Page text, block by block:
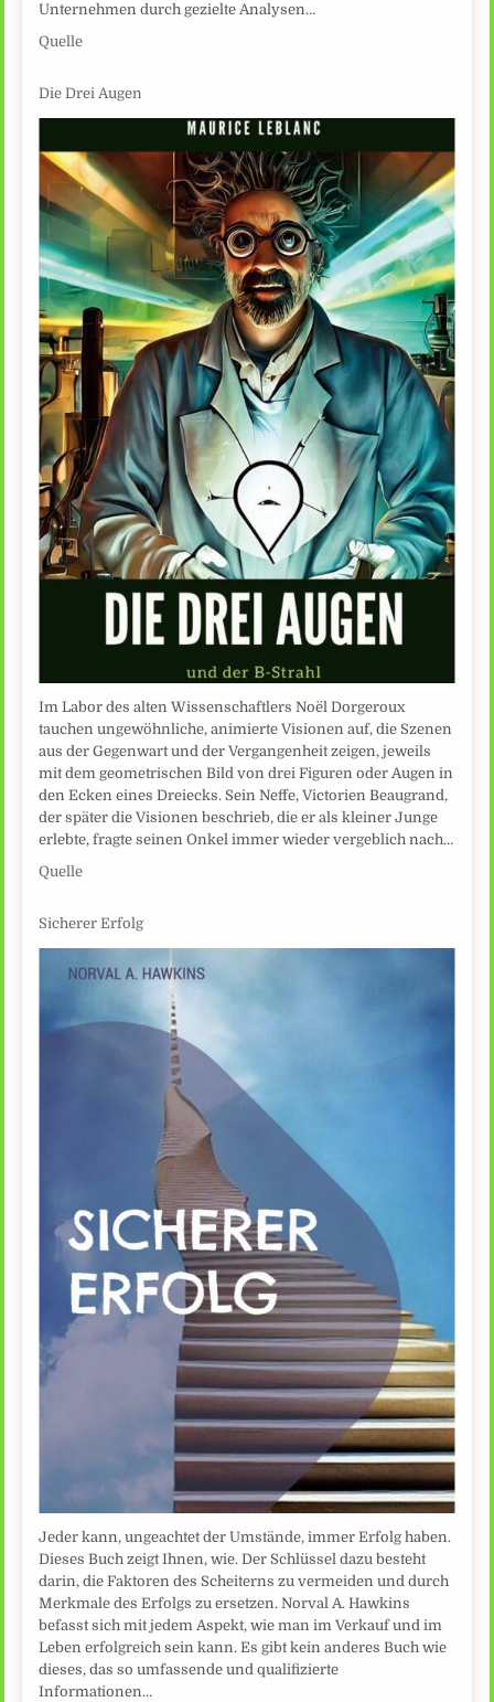
Unternehmen durch gezielte Analysen…
Quelle
Die Drei Augen
Im Labor des alten Wissenschaftlers Noël Dorgeroux
tauchen ungewöhnliche, animierte Visionen auf, die Szenen
aus der Gegenwart und der Vergangenheit zeigen, jeweils
mit dem geometrischen Bild von drei Figuren oder Augen in
den Ecken eines Dreiecks. Sein Neffe, Victorien Beaugrand,
der später die Visionen beschrieb, die er als kleiner Junge
erlebte, fragte seinen Onkel immer wieder vergeblich nach…
Quelle
Sicherer Erfolg
Jeder kann, ungeachtet der Umstände, immer Erfolg haben.
Dieses Buch zeigt Ihnen, wie. Der Schlüssel dazu besteht
darin, die Faktoren des Scheiterns zu vermeiden und durch
Merkmale des Erfolgs zu ersetzen. Norval A. Hawkins
befasst sich mit jedem Aspekt, wie man im Verkauf und im
Leben erfolgreich sein kann. Es gibt kein anderes Buch wie
dieses, das so umfassende und qualifizierte
Informationen…